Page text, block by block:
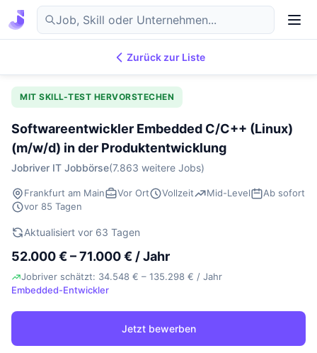
DE
Zurück zur Liste
MIT SKILL-TEST HERVORSTECHEN
Softwareentwickler Embedded C/C++ (Linux)
(m/w/d) in der Produktentwicklung
Jobriver IT Jobbörse(7.863 weitere Jobs)
Frankfurt am Main Vor Ort Vollzeit Mid-Level
Ab sofort
vor 85 Tagen
Aktualisiert vor 63 Tagen
52.000 € – 71.000 € / Jahr
Jobriver schätzt: 34.548 € – 135.298 € / Jahr
Embedded-Entwickler
Jetzt bewerben